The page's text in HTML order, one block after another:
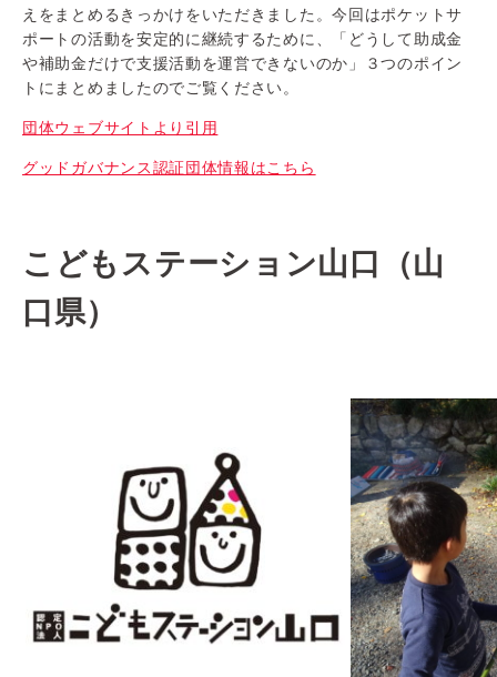
えをまとめるきっかけをいただきました。今回はポケットサ
ポートの活動を安定的に継続するために、「どうして助成金
や補助金だけで支援活動を運営できないのか」３つのポイン
トにまとめましたのでご覧ください。
団体ウェブサイトより引用
グッドガバナンス認証団体情報はこちら
こどもステーション山口（山
口県）